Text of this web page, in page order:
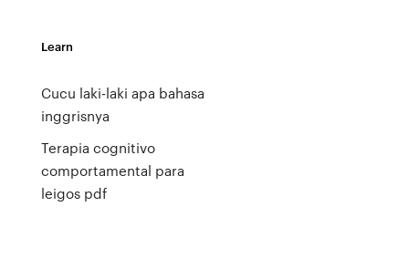
Learn
Cucu laki-laki apa bahasa
inggrisnya
Terapia cognitivo
comportamental para
leigos pdf